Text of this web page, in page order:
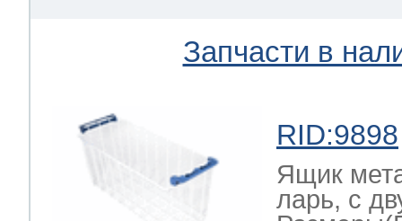
Запчасти в
RID:9898
Ящик
ларь, с